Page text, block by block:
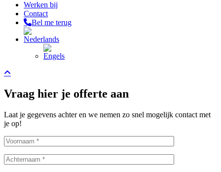
Werken bij
Contact
Bel me terug
Vraag hier je offerte aan
Laat je gegevens achter en we nemen zo snel mogelijk contact met
je op!